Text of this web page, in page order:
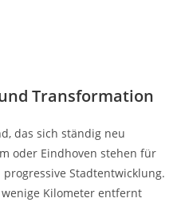
Transformation
das sich ständig neu
oder Eindhoven stehen für
Stadtentwicklung.
Kilometer entfernt